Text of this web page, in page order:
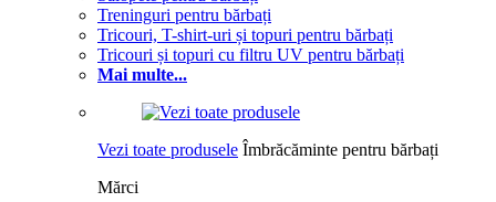
Treninguri pentru bărbați
Tricouri, T-shirt-uri și topuri pentru bărbați
Tricouri și topuri cu filtru UV pentru bărbați
Mai multe...
Vezi toate produsele Îmbrăcăminte pentru bărbați
Mărci